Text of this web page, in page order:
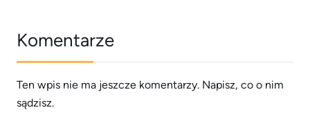
Komentarze
Ten wpis nie ma jeszcze komentarzy. Napisz, co o nim
sądzisz.